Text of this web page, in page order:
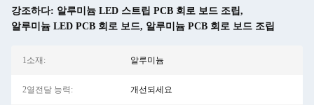
강조하다: 알루미늄 LED 스트립 PCB 회로 보드 조립,
알루미늄 LED PCB 회로 보드, 알루미늄 PCB 회로 보드 조립
1소재: 알루미늄
2열전달 능력: 개선되세요